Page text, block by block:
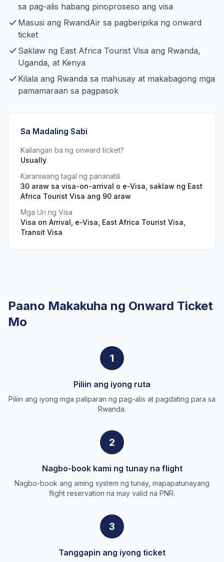
sa pag-alis habang pinoproseso ang visa
Masusi ang RwandAir sa pagberipika ng onward
ticket
Saklaw ng East Africa Tourist Visa ang Rwanda,
Uganda, at Kenya
Kilala ang Rwanda sa mahusay at makabagong mga
pamamaraan sa pagpasok
Sa Madaling Sabi
Kailangan ba ng onward ticket?
Usually
Karaniwang tagal ng pananatili
30 araw sa visa-on-arrival o e-Visa, saklaw ng East
Africa Tourist Visa ang 90 araw
Mga Uri ng Visa
Visa on Arrival, e-Visa, East Africa Tourist Visa,
Transit Visa
Paano Makakuha ng Onward Ticket
Mo
1
Piliin ang iyong ruta
Piliin ang iyong mga paliparan ng pag-alis at pagdating para sa
Rwanda.
2
Nagbo-book kami ng tunay na flight
Nagbo-book ang aming system ng tunay, mapapatunayang
flight reservation na may valid na PNR.
3
Tanggapin ang iyong ticket